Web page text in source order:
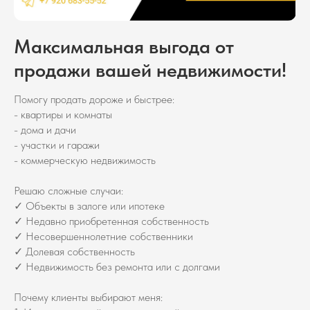
Максимальная выгода от
продажи вашей недвижимости!
Помогу продать дороже и быстрее:
- квартиры и комнаты
- дома и дачи
- участки и гаражи
- коммерческую недвижимость
Решаю сложные случаи:
✓ Объекты в залоге или ипотеке
✓ Недавно приобретенная собственность
✓ Несовершеннолетние собственники
✓ Долевая собственность
✓ Недвижимость без ремонта или с долгами
Почему клиенты выбирают меня: